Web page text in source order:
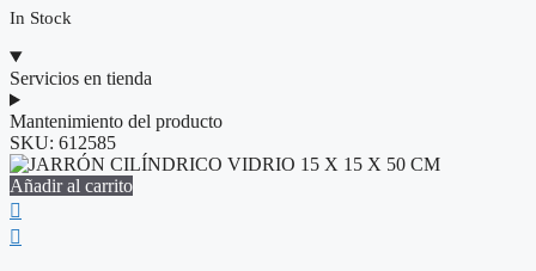
In Stock
Servicios en tienda
Mantenimiento del producto
SKU: 612585
Añadir al carrito